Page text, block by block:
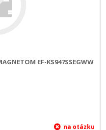
EF-KS947SSEGWW